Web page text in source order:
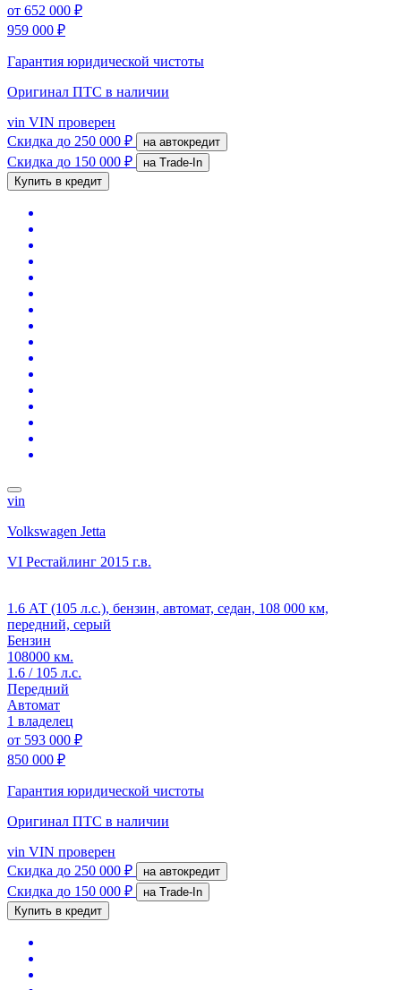
от 652 000 ₽
959 000 ₽
Гарантия юридической чистоты
Оригинал ПТС в наличии
vin VIN проверен
Скидка до 250 000 ₽ на автокредит
Скидка до 150 000 ₽
на Trade-In
Купить в кредит
vin
Volkswagen Jetta
VI Рестайлинг 2015 г.в.
1.6 АТ (105 л.с.), бензин, автомат, седан, 108 000 км,
передний, серый
Бензин
108000 км.
1.6 / 105 л.с.
Передний
Автомат
1 владелец
от 593 000 ₽
850 000 ₽
Гарантия юридической чистоты
Оригинал ПТС в наличии
vin VIN проверен
Скидка до 250 000 ₽ на автокредит
Скидка до 150 000 ₽
на Trade-In
Купить в кредит